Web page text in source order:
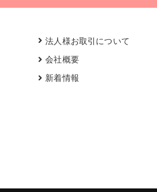
法人様お取引について
会社概要
新着情報